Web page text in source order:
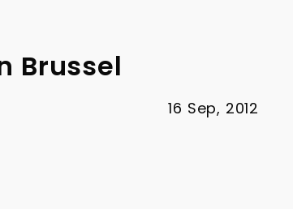
Brussel
16 Sep, 2012